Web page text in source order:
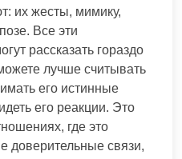
их жесты, мимику,
Все эти
рассказать гораздо
лучше считывать
его истинные
его реакции. Это
где это
доверительные связи,